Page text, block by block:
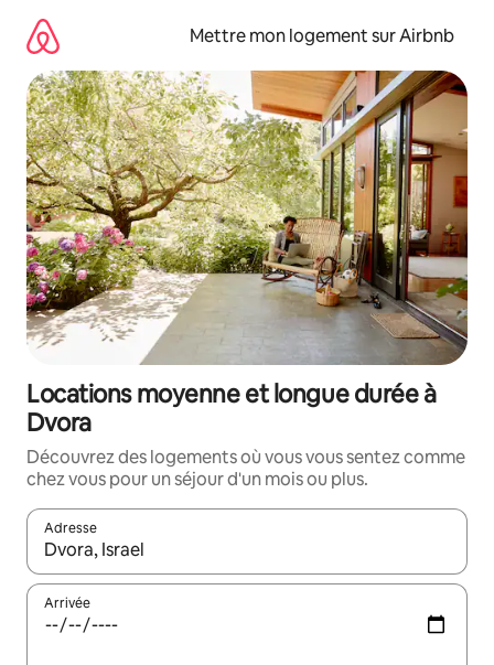
directement
contenu
Mettre mon logement sur Airbnb
Locations moyenne et longue durée à
Dvora
Découvrez des logements où vous vous sentez comme
chez vous pour un séjour d'un mois ou plus.
Adresse
Lorsque les résultats s'affichent, utilisez les flèches vers le
Arrivée